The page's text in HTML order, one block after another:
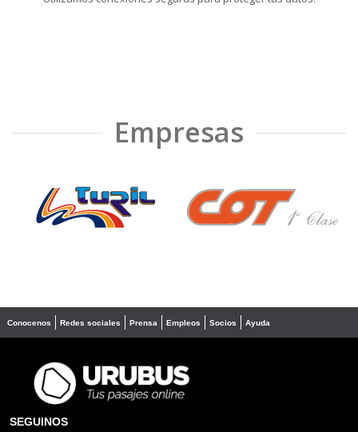
Empresas
❮ ❯
Conocenos Redes sociales Prensa Empleos Socios Ayuda
SEGUINOS